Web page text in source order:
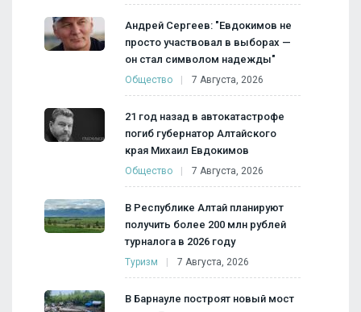
Андрей Сергеев: "Евдокимов не
просто участвовал в выборах —
он стал символом надежды"
Общество 7 Августа, 2026
21 год назад в автокатастрофе
погиб губернатор Алтайского
края Михаил Евдокимов
Общество 7 Августа, 2026
В Республике Алтай планируют
получить более 200 млн рублей
турналога в 2026 году
Туризм 7 Августа, 2026
В Барнауле построят новый мост